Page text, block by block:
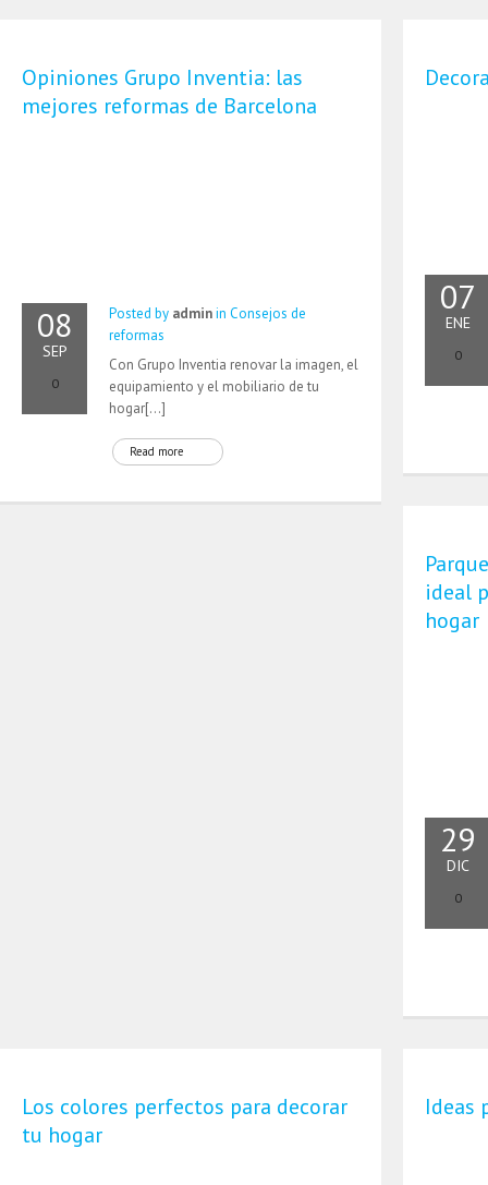
Opiniones Grupo Inventia: las
mejores reformas de Barcelona
08
SEP
0
Posted by adminin Consejos de
reformas
Con Grupo Inventia renovar la imagen, el
equipamiento y el mobiliario de tu
hogar[…]
Read more
07
ENE
0
ideal
hogar
29
DIC
0
Los colores perfectos para decorar
tu hogar
Ideas